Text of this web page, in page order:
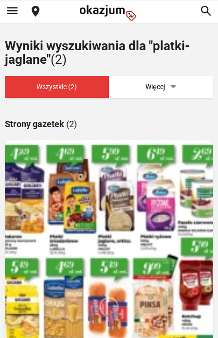
Wyniki wyszukiwania dla "platki-
jaglane"(2)
Wszystkie (2) Więcej
Strony gazetek (2)